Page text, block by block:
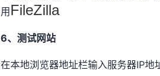
用 FileZilla
6、测试网站
在本地浏览器地址栏输入服务器IP地